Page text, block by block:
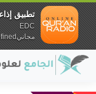
تطبيق
EDC
مجانيundefined